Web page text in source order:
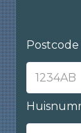
Postcode